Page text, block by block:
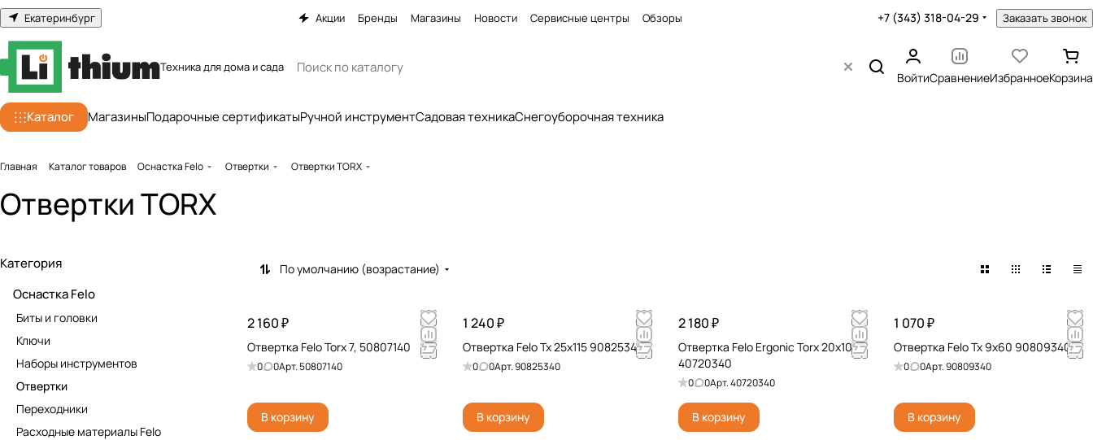
Екатеринбург Акции Бренды Магазины Новости Сервисные центры Обзоры +7 (343) 318-04-29 Заказать звонок
Техника для дома и сада
ВойтиСравнениеИзбранноеКорзина
Каталог МагазиныПодарочные сертификатыРучной инструментСадовая техникаСнегоуборочная техника
Главная Каталог товаров Оснастка Felo Отвертки Отвертки TORX
Отвертки TORX
По умолчанию (возрастание)
2 160 ₽
Отвертка Felo Torx 7, 50807140
0 0Арт.50807140
В корзину
1 240 ₽
Отвертка Felo Tx 25x115 90825340
0 0Арт.90825340
В корзину
2 180 ₽
Отвертка Felo Ergonic Torx 20х100
40720340
0 0Арт.40720340
В корзину
1 070 ₽
Отвертка Felo Tx 9x60 90809340
0 0Арт.90809340
В корзину
Категория
Оснастка Felo
Биты и головки
Ключи
Наборы инструментов
Отвертки
Переходники
Расходные материалы Felo